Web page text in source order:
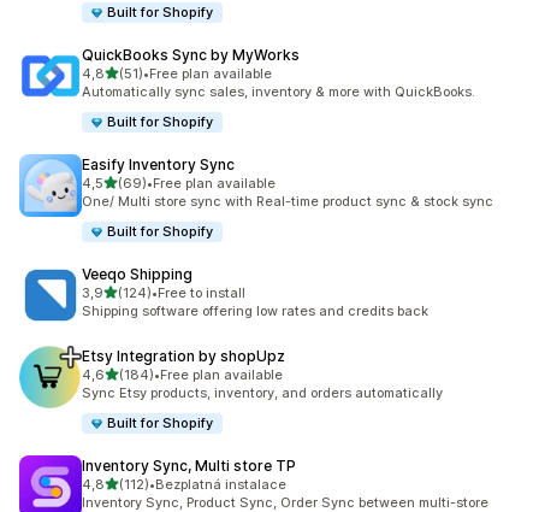
Built for Shopify
QuickBooks Sync by MyWorks
4,8z 5 hvězd
(51)
Celkový počet recenzí: 51
•Free plan available
Automatically sync sales, inventory & more with QuickBooks.
Built for Shopify
Easify Inventory Sync
4,5z 5 hvězd
(69)
Celkový počet recenzí: 69
•Free plan available
One/ Multi store sync with Real-time product sync & stock sync
Built for Shopify
Veeqo Shipping
3,9z 5 hvězd
(124)
Celkový počet recenzí: 124
•Free to install
Shipping software offering low rates and credits back
Etsy Integration by shopUpz
4,6z 5 hvězd
(184)
Celkový počet recenzí: 184
•Free plan available
Sync Etsy products, inventory, and orders automatically
Built for Shopify
Inventory Sync, Multi store TP
4,8z 5 hvězd
(112)
Celkový počet recenzí: 112
•Bezplatná instalace
Inventory Sync, Product Sync, Order Sync between multi-store